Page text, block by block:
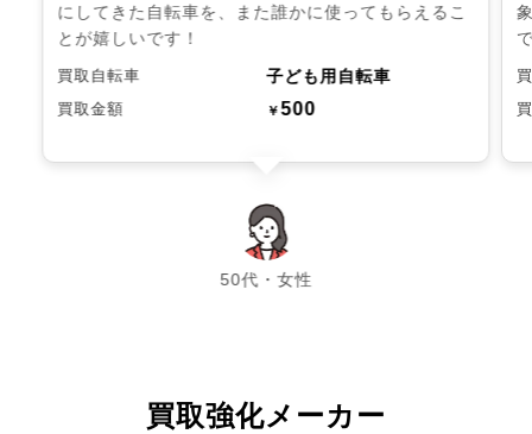
にしてきた自転車を、また誰かに使ってもらえるこ
とが嬉しいです！
買取自転車 子ども用自転車
買取金額 ￥500
50代・女性
chevron_left chevron_right
買取強化メーカー